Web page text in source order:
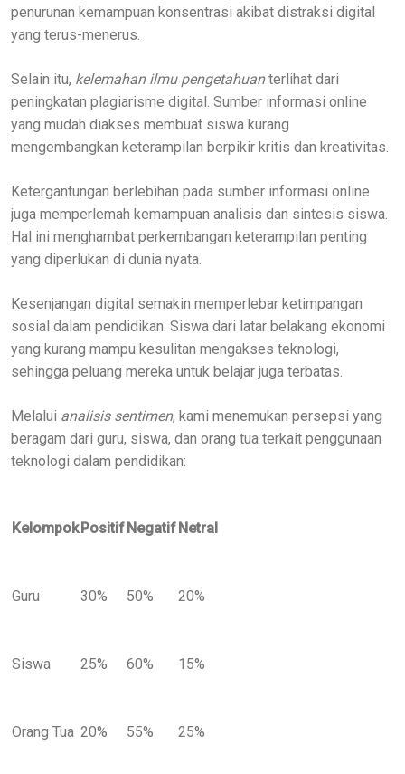
penurunan kemampuan konsentrasi akibat distraksi digital
yang terus-menerus.
Selain itu, kelemahan ilmu pengetahuanterlihat dari
peningkatan plagiarisme digital. Sumber informasi online
yang mudah diakses membuat siswa kurang
mengembangkan keterampilan berpikir kritis dan kreativitas.
Ketergantungan berlebihan pada sumber informasi online
juga memperlemah kemampuan analisis dan sintesis siswa.
Hal ini menghambat perkembangan keterampilan penting
yang diperlukan di dunia nyata.
Kesenjangan digital semakin memperlebar ketimpangan
sosial dalam pendidikan. Siswa dari latar belakang ekonomi
yang kurang mampu kesulitan mengakses teknologi,
sehingga peluang mereka untuk belajar juga terbatas.
Melalui analisis sentimen, kami menemukan persepsi yang
beragam dari guru, siswa, dan orang tua terkait penggunaan
teknologi dalam pendidikan:
KelompokPositifNegatifNetral
Guru 30% 50% 20%
Siswa 25% 60% 15%
Orang Tua 20% 55% 25%